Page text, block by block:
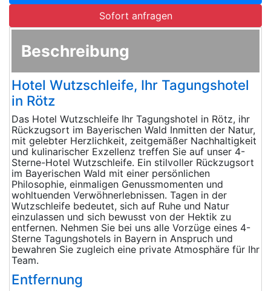
Sofort anfragen
Beschreibung
Hotel Wutzschleife, Ihr Tagungshotel
in Rötz
Das Hotel Wutzschleife Ihr Tagungshotel in Rötz, ihr
Rückzugsort im Bayerischen Wald Inmitten der Natur,
mit gelebter Herzlichkeit, zeitgemäßer Nachhaltigkeit
und kulinarischer Exzellenz treffen Sie auf unser 4-
Sterne-Hotel Wutzschleife. Ein stilvoller Rückzugsort
im Bayerischen Wald mit einer persönlichen
Philosophie, einmaligen Genussmomenten und
wohltuenden Verwöhnerlebnissen. Tagen in der
Wutzschleife bedeutet, sich auf Ruhe und Natur
einzulassen und sich bewusst von der Hektik zu
entfernen. Nehmen Sie bei uns alle Vorzüge eines 4-
Sterne Tagungshotels in Bayern in Anspruch und
bewahren Sie zugleich eine private Atmosphäre für Ihr
Team.
Entfernung